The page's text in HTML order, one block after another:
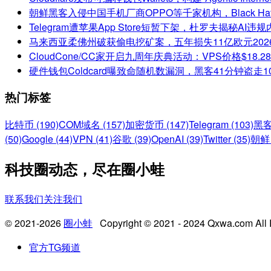
朝鲜黑客入侵中国手机厂商OPPO等千家机构，Black
Telegram遭苹果App Store短暂下架，杜罗夫揭秘AI违规
马来西亚柔佛州破获偷电挖矿案，五年损失11亿欧元
CloudCone/CC家开启九周年庆典活动：VPS价格
硬件钱包Coldcard曝致命随机数漏洞，黑客41分钟盗走
热门标签
比特币 (190)COM域名 (157)加密货币 (147)Telegram (103)黑
(50)Google (44)VPN (41)谷歌 (39)OpenAI (39)Twitter (35)朝
科技圈动态，尽在圈小蛙
联系我们关注我们
© 2021-2026 圈小蛙 Copyright © 2021 - 2024 Qxwa.com All
官方TG频道